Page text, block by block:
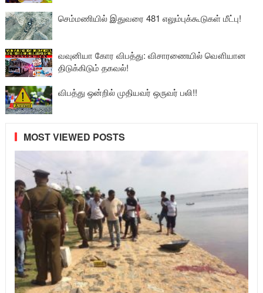
செம்மணியில் இதுவரை 481 எலும்புக்கூடுகள் மீட்பு!
வவுனியா கோர விபத்து: விசாரணையில் வௌியான
திடுக்கிடும் தகவல்!
விபத்து ஒன்றில் முதியவர் ஒருவர் பலி!!
MOST VIEWED POSTS